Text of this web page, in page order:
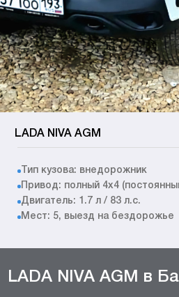
LADA NIVA AGM
Тип кузова: внедорожник
Привод: полный 4x4
Двигатель: 1.7 л / 83 л.с.
Мест: 5, выезд на бездорожье
LADA NIVA AGM в